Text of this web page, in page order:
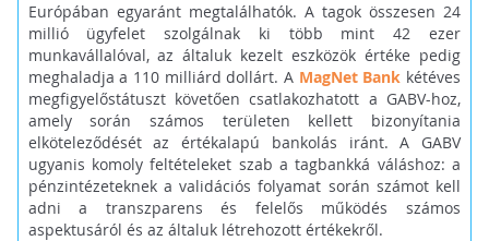
Európában egyaránt megtalálhatók. A tagok összesen 24
millió ügyfelet szolgálnak ki több mint 42 ezer
munkavállalóval, az általuk kezelt eszközök értéke pedig
meghaladja a 110 milliárd dollárt. A MagNet Bank kétéves
megfigyelőstátuszt követően csatlakozhatott a GABV-hoz,
amely során számos területen kellett bizonyítania
elköteleződését az értékalapú bankolás iránt. A GABV
ugyanis komoly feltételeket szab a tagbankká váláshoz: a
pénzintézeteknek a validációs folyamat során számot kell
adni a transzparens és felelős működés számos
aspektusáról és az általuk létrehozott értékekről.